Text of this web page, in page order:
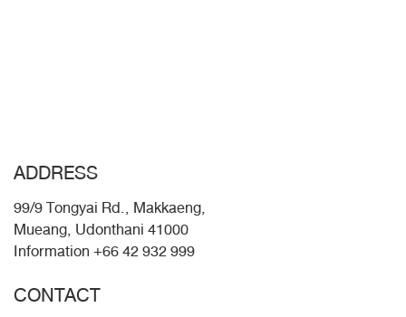
ADDRESS
99/9 Tongyai Rd., Makkaeng,
Mueang, Udonthani 41000
Information +66 42 932 999
CONTACT